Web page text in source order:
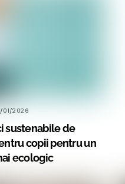
01/2026
sustenabile de
copii pentru un
ecologic